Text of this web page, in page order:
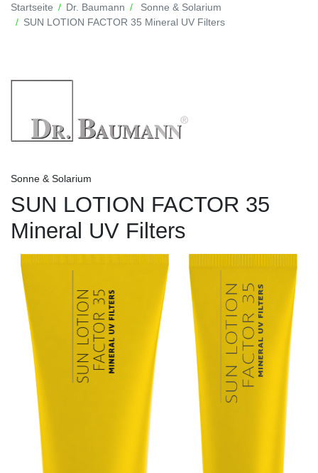
Startseite Dr. Baumann
Sonne & Solarium
SUN LOTION FACTOR 35 Mineral UV Filters
Sonne & Solarium
SUN LOTION FACTOR 35
Mineral UV Filters